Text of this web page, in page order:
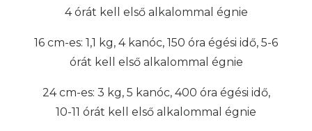
4 órát kell első alkalommal égnie
16 cm-es: 1,1 kg, 4 kanóc, 150 óra égési idő, 5-6
órát kell első alkalommal égnie
24 cm-es: 3 kg, 5 kanóc, 400 óra égési idő,
10-11 órát kell első alkalommal égnie